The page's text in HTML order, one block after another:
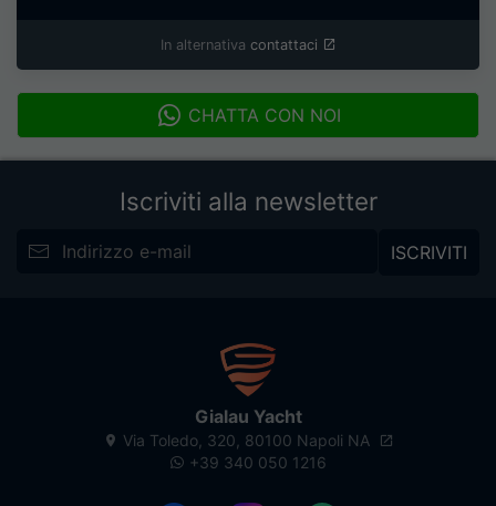
In alternativa contattaci
CHATTA CON NOI
Iscriviti alla newsletter
ISCRIVITI
Gialau Yacht
Via Toledo, 320, 80100 Napoli NA
+39 340 050 1216